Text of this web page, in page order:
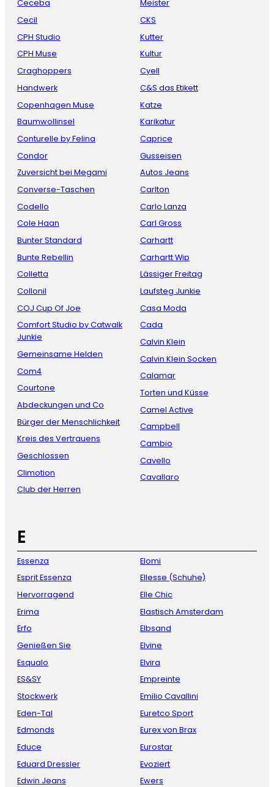
Ceceba
Cecil
CPH Studio
CPH Muse
Craghoppers
Handwerk
Copenhagen Muse
Baumwollinsel
Conturelle by Felina
Condor
Zuversicht bei Megami
Converse-Taschen
Codello
Cole Haan
Bunter Standard
Bunte Rebellin
Colletta
Collonil
COJ Cup Of Joe
Comfort Studio by Catwalk
Junkie
Gemeinsame Helden
Com4
Courtone
Abdeckungen und Co
Bürger der Menschlichkeit
Kreis des Vertrauens
Geschlossen
Climotion
Club der Herren
Meister
CKS
Kutter
Kultur
Cyell
C&S das Etikett
Katze
Karikatur
Caprice
Gusseisen
Autos Jeans
Carlton
Carlo Lanza
Carl Gross
Carhartt
Carhartt Wip
Lässiger Freitag
Laufsteg Junkie
Casa Moda
Cada
Calvin Klein
Calvin Klein Socken
Calamar
Torten und Küsse
Camel Active
Campbell
Cambio
Cavello
Cavallaro
E
Essenza
Esprit Essenza
Hervorragend
Erima
Erfo
Genießen Sie
Esqualo
ES&SY
Stockwerk
Eden-Tal
Edmonds
Educe
Eduard Dressler
Edwin Jeans
Elomi
Ellesse (Schuhe)
Elle Chic
Elastisch Amsterdam
Elbsand
Elvine
Elvira
Empreinte
Emilio Cavallini
Euretco Sport
Eurex von Brax
Eurostar
Evoziert
Ewers